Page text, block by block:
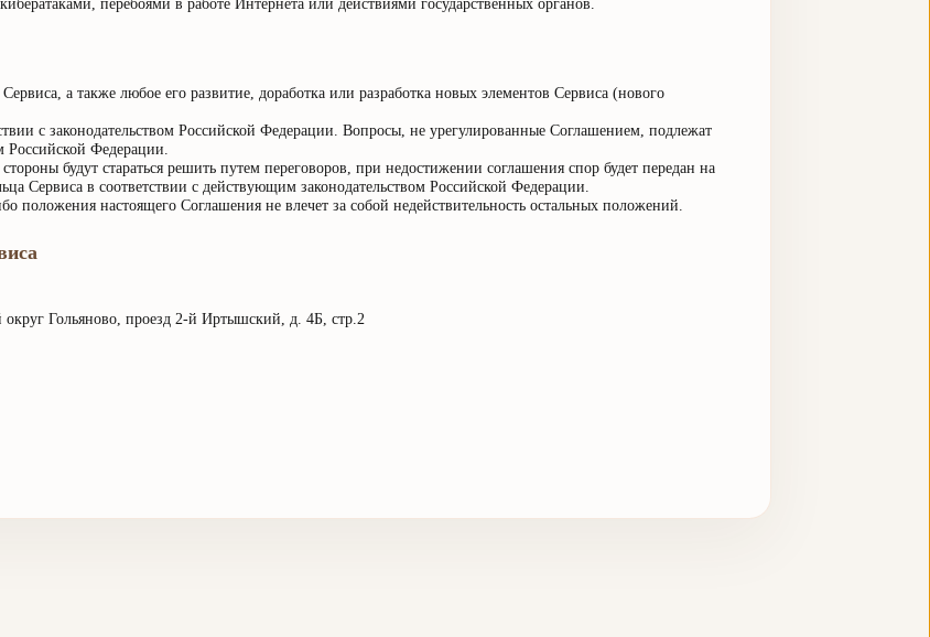
перебоями в работе Интернета или действиями государственных органов.
а также любое его развитие, доработка или разработка новых элементов Сервиса (нового
с законодательством Российской Федерации. Вопросы, не урегулированные Соглашением, подлежат
Российской Федерации.
будут стараться решить путем переговоров, при недостижении соглашения спор будет передан на
Сервиса в соответствии с действующим законодательством Российской Федерации.
положения настоящего Соглашения не влечет за собой недействительность остальных положений.
Гольяново, проезд 2-й Иртышский, д. 4Б, стр.2